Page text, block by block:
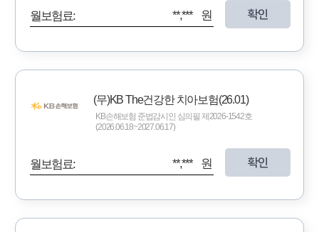
월보험료: **,*** 원 확인
(무)KB The건강한 치아보험(26.01)
KB손해보험 준법감시인 심의필 제2026-1542호
(2026.06.18~2027.06.17)
월보험료: **,*** 원 확인